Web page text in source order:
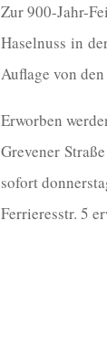
Zur 900-Jahr-
Haselnuss in
Auflage von
Erworben
Grevener
sofort
Ferrieresstr. 5